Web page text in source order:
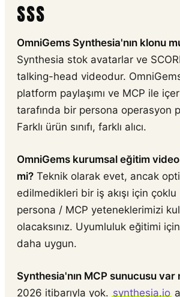
SSS
OmniGems Synthesia'nın klonu
Synthesia stok avatarlar ve
talking-head videodur.
platform paylaşımı ve MCP ile
tarafında bir persona operasyon
Farklı ürün sınıfı, farklı alıcı.
OmniGems kurumsal eğitim
mi? Teknik olarak evet, ancak
edilmedikleri bir iş akışı için
persona / MCP yeteneklerimizi
olacaksınız. Uyumluluk eğitimi
daha uygun.
Synthesia'nın MCP sunucusu var
2026 itibarıyla yok. synthesia.io